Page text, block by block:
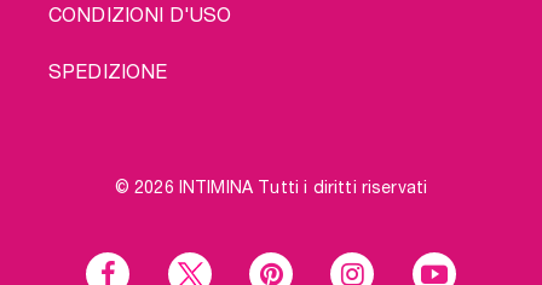
CONDIZIONI D'USO
SPEDIZIONE
© 2026 INTIMINA Tutti i diritti riservati